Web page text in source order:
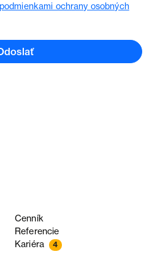
podmienkami ochrany osobných
Cenník
Referencie
Kariéra 4